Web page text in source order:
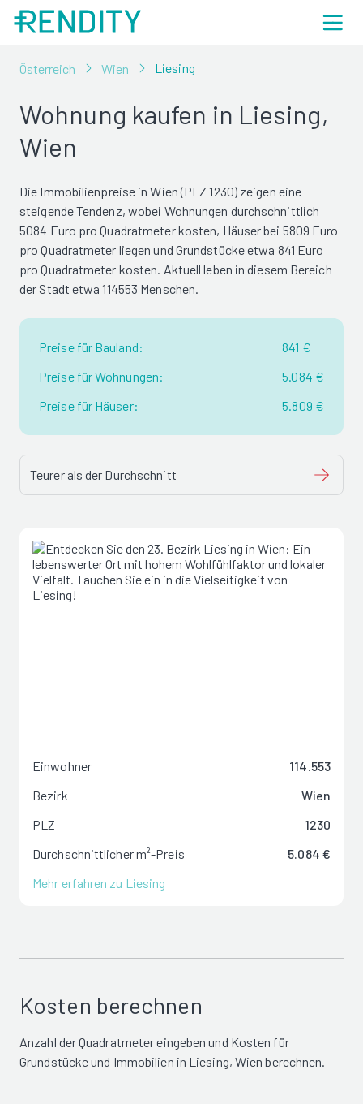
Österreich Wien Liesing
Wohnung kaufen in Liesing,
Wien
Die Immobilienpreise in Wien (PLZ 1230) zeigen eine
steigende Tendenz, wobei Wohnungen durchschnittlich
5084 Euro pro Quadratmeter kosten, Häuser bei 5809 Euro
pro Quadratmeter liegen und Grundstücke etwa 841 Euro
pro Quadratmeter kosten. Aktuell leben in diesem Bereich
der Stadt etwa 114553 Menschen.
Preise für Bauland:
841 €
Preise für Wohnungen:
5.084 €
Preise für Häuser:
5.809 €
Teurer als der Durchschnitt
Einwohner
114.553
Bezirk
Wien
PLZ
1230
Durchschnittlicher m²-Preis
5.084 €
Mehr erfahren zu Liesing
Kosten berechnen
Anzahl der Quadratmeter eingeben und Kosten für
Grundstücke und Immobilien in Liesing, Wien berechnen.